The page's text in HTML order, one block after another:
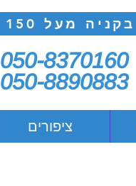
מעל 150 ש"ח
050-8370160
050-8890883
ציפורים